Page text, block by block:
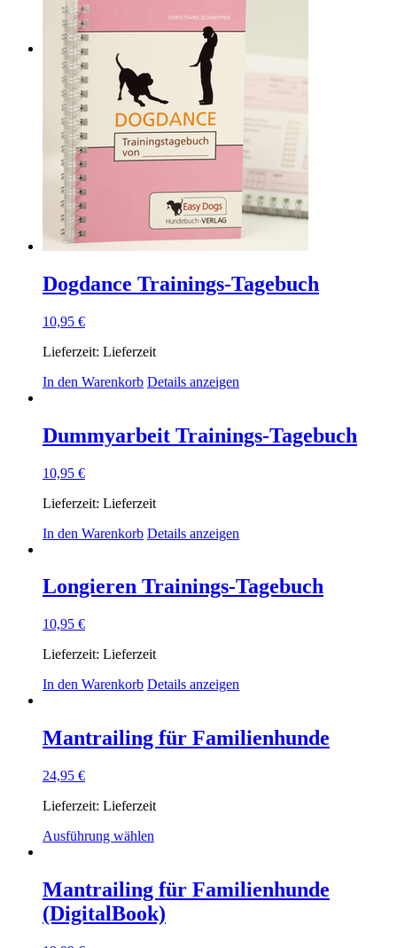
Menü Menü
Dogdance Trainings-Tagebuch
10,95 €
Lieferzeit: Lieferzeit
In den Warenkorb Details anzeigen
Dummyarbeit Trainings-Tagebuch
10,95 €
Lieferzeit: Lieferzeit
In den Warenkorb Details anzeigen
Longieren Trainings-Tagebuch
10,95 €
Lieferzeit: Lieferzeit
In den Warenkorb Details anzeigen
Mantrailing für Familienhunde
24,95 €
Lieferzeit: Lieferzeit
Ausführung wählen
mehrere
Varianten
auf.
Mantrailing für Familienhunde
(DigitalBook)